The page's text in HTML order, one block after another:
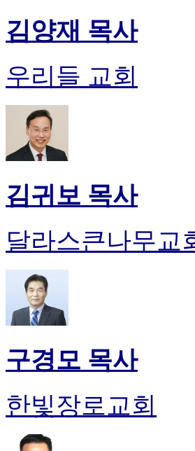
김양재 목사
우리들 교회
김귀보 목사
달라스큰나무교
구경모 목사
한빛장로교회